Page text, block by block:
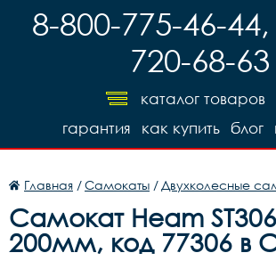
8-800-775-46-
720-68-63
каталог товаров
блог
как купить
гарантия
Главная /Самокаты / Двухколесные
Самокат Heam
200мм, код 77306 в